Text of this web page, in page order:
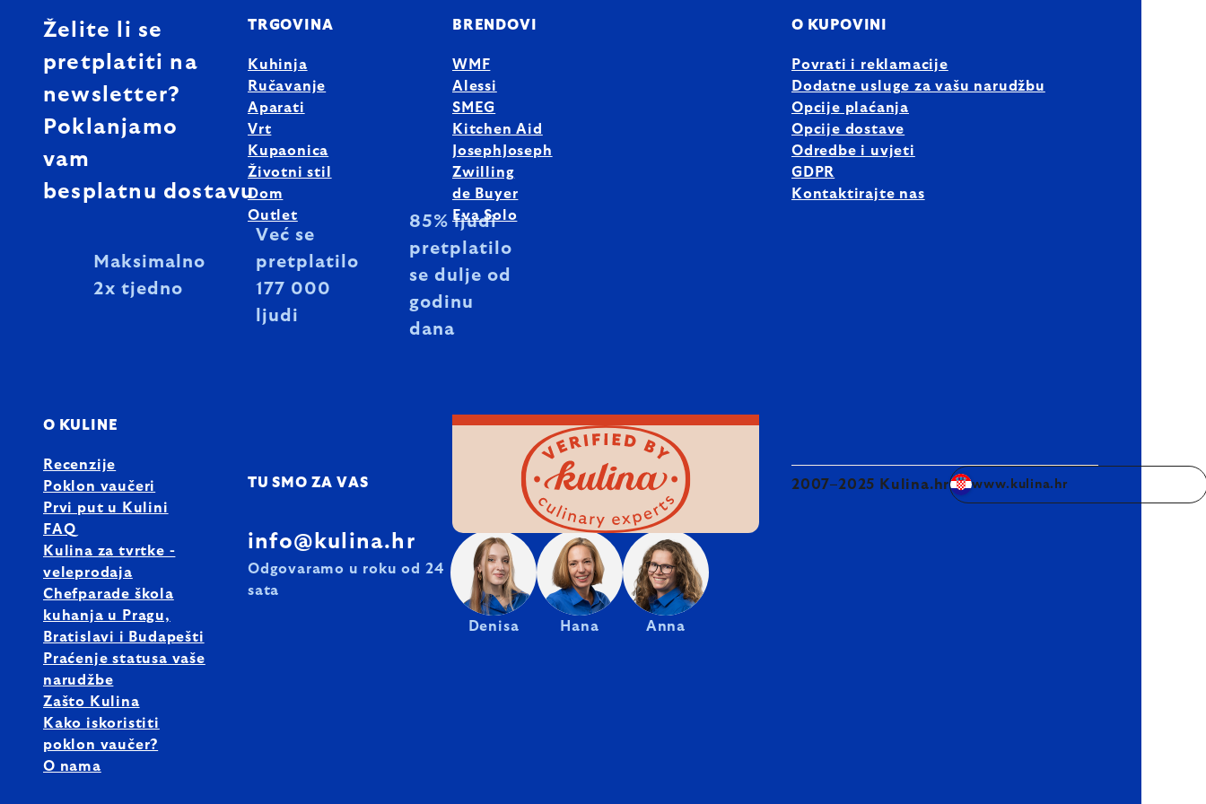
Želite li se
pretplatiti na
newsletter?
Poklanjamo
vam
besplatnu dostavu
Maksimalno
2x tjedno
Već se
pretplatilo
177 000
ljudi
85% ljudi
pretplatilo
se dulje od
godinu
dana
TRGOVINA
Kuhinja
Ručavanje
Aparati
Vrt
Kupaonica
Životni stil
Dom
Outlet
BRENDOVI
WMF
Alessi
SMEG
Kitchen Aid
JosephJoseph
Zwilling
de Buyer
Eva Solo
O KUPOVINI
Povrati i reklamacije
Dodatne usluge za vašu narudžbu
Opcije plaćanja
Opcije dostave
Odredbe i uvjeti
GDPR
Kontaktirajte nas
O KULINE
Recenzije
Poklon vaučeri
Prvi put u Kulini
FAQ
Kulina za tvrtke -
veleprodaja
Chefparade škola
kuhanja u Pragu,
Bratislavi i Budapešti
Praćenje statusa vaše
narudžbe
Zašto Kulina
Kako iskoristiti
poklon vaučer?
O nama
TU SMO ZA VAS
Denisa Hana Anna
info@kulina.hr
Odgovaramo u roku od 24
sata
2007–2025 Kulina.hr www.kulina.hr